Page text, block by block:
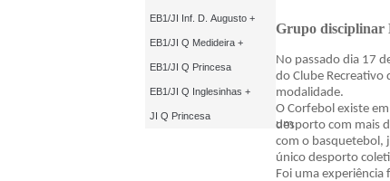
Grupo disciplinar
No passado dia 17
do Clube Recreativo
modalidade.
O Corfebol existe
um
desporto com mais
com o basquetebol,
único desporto
Foi uma experiência
EB1/JI Inf. D. Augusto +
EB1/JI Q Medideira +
EB1/JI Q Princesa
EB1/JI Q Inglesinhas +
JI Q Princesa